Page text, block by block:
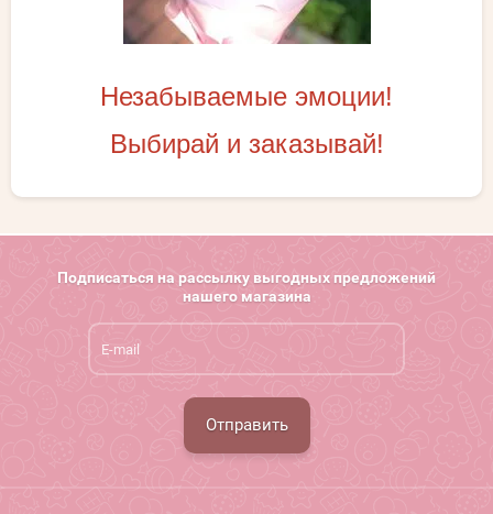
Незабываемые эмоции!
Выбирай и заказывай!
Подписаться на рассылку выгодных предложений
нашего магазина
Отправить